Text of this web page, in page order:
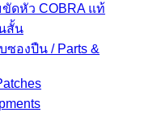
ขัดหัว COBRA แท้
สั้น
องปืน / Parts &